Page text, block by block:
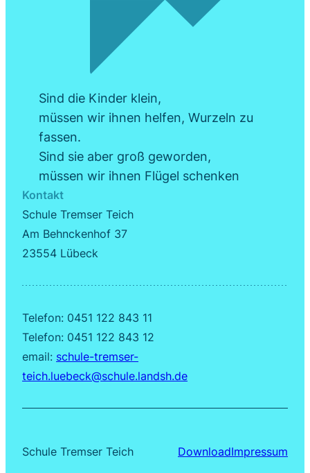
Sind die Kinder klein,
müssen wir ihnen helfen, Wurzeln zu
fassen.
Sind sie aber groß geworden,
müssen wir ihnen Flügel schenken
Kontakt
Schule Tremser Teich
Am Behnckenhof 37
23554 Lübeck
Telefon: 0451 122 843 11
Telefon: 0451 122 843 12
email: schule-tremser-
teich.luebeck@schule.landsh.de
Schule Tremser Teich DownloadImpressum